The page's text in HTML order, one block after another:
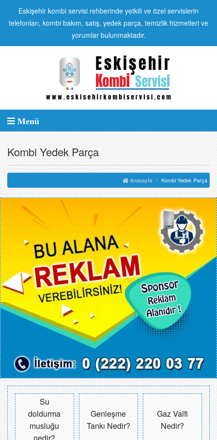
Eskişehir kombi servisi rehberinde yetkili ve özel servislerin
telefonları, kombi bakım, satış, yedek parça, temizlik hizmetleri ve
yorumlar bulunmaktadır.
Menü
Kombi Yedek Parça
Anasayfa Kombi Yedek Parça
Su
doldurma
musluğu
nedir?
Genleşme
Tankı Nedir?
Gaz Valfi
Nedir?